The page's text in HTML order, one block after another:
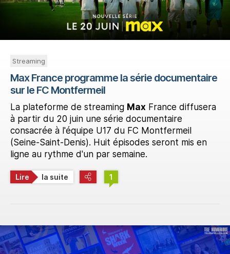
Streaming
Max France programme la série documentaire
sur le FC Montfermeil
La plateforme de streaming Max France diffusera
à partir du 20 juin une série documentaire
consacrée à l'équipe U17 du FC Montfermeil
(Seine-Saint-Denis). Huit épisodes seront mis en
ligne au rythme d'un par semaine.
Lire la suite 1